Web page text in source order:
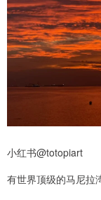
小红书@totopiart
有世界顶级的马尼拉